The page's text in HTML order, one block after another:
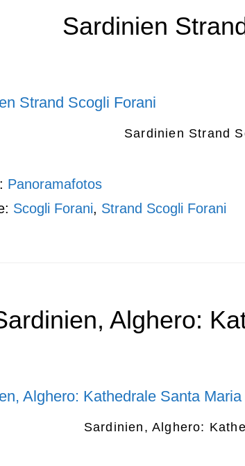
Sardinien
Sardinien Strand
Panoramafotos
Scogli Forani, Strand Scogli Forani
Alghero:
Sardinien, Alghero: